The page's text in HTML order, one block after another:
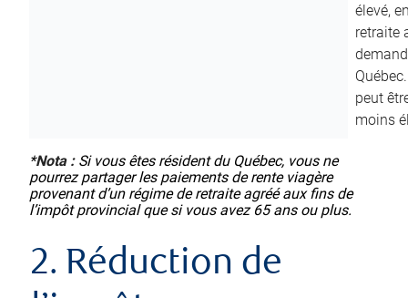
élevé,
retraite
peut
moins
*Nota :Si vous êtes résident du Québec, vous ne
pourrez partager les paiements de rente viagère
provenant d’un régime de retraite agréé aux fins de
l’impôt provincial que si vous avez 65 ans ou plus.
2. Réduction de